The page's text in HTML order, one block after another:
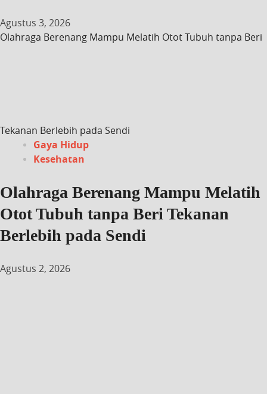
Agustus 3, 2026
Olahraga Berenang Mampu Melatih Otot Tubuh tanpa Beri
Tekanan Berlebih pada Sendi
Gaya Hidup
Kesehatan
Olahraga Berenang Mampu Melatih
Otot Tubuh tanpa Beri Tekanan
Berlebih pada Sendi
Agustus 2, 2026